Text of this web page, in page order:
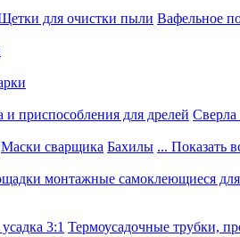
для очистки пыли Вафельное
и приспособления для дрелей Сверла
Маски сварщика Бахилы ... Показать
монтажные самоклеющиеся для
3:1 Термоусадочные трубки,